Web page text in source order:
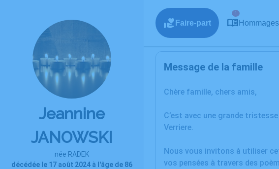
Jeannine
JANOWSKI
née RADEK
décédée le 17 août 2024 à l'âge de 86
Faire-part
1
Hommages
Message de la famille
Chère famille, chers amis,
C’est avec une grande
Verriere.
Nous vous invitons à utiliser
vos pensées à travers des